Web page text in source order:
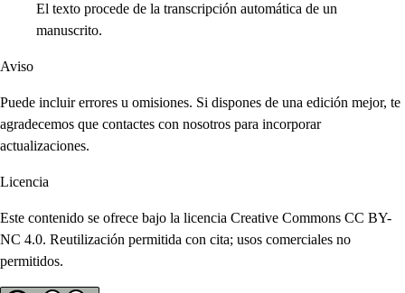
El texto procede de la transcripción automática de un
manuscrito.
Aviso
Puede incluir errores u omisiones. Si dispones de una edición mejor, te
agradecemos que contactes con nosotros para incorporar
actualizaciones.
Licencia
Este contenido se ofrece bajo la licencia Creative Commons CC BY-
NC 4.0. Reutilización permitida con cita; usos comerciales no
permitidos.